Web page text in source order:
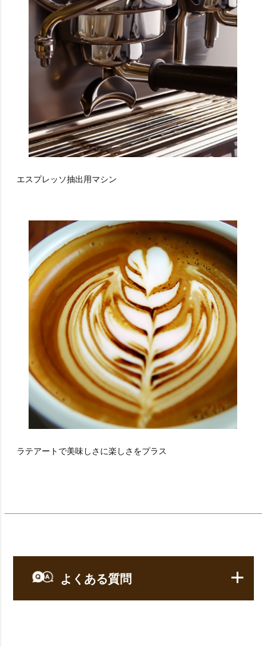
エスプレッソ抽出用マシン
ラテアートで美味しさに楽しさをプラス
よくある質問